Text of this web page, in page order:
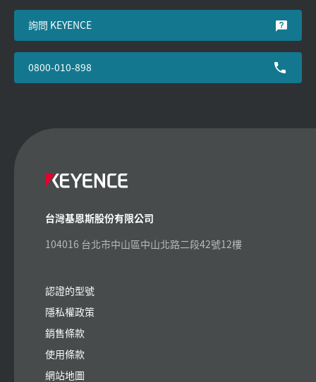
詢問 KEYENCE
0800-010-898
台灣基恩斯股份有限公司
104016 台北市中山區中山北路二段42號12樓
認證的型號
隱私權政策
銷售條款
使用條款
網站地圖